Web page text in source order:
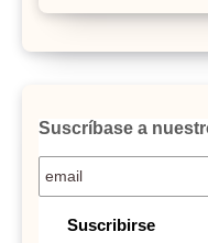
Suscríbase a